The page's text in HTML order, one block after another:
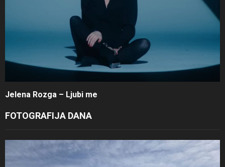
Jelena Rozga – Ljubi me
FOTOGRAFIJA DANA